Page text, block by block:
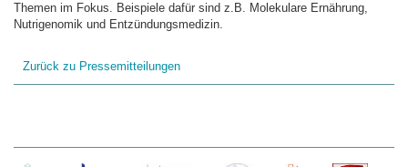
Themen im Fokus. Beispiele dafür sind z.B. Molekulare Ernährung,
Nutrigenomik und Entzündungsmedizin.
Zurück zu Pressemitteilungen